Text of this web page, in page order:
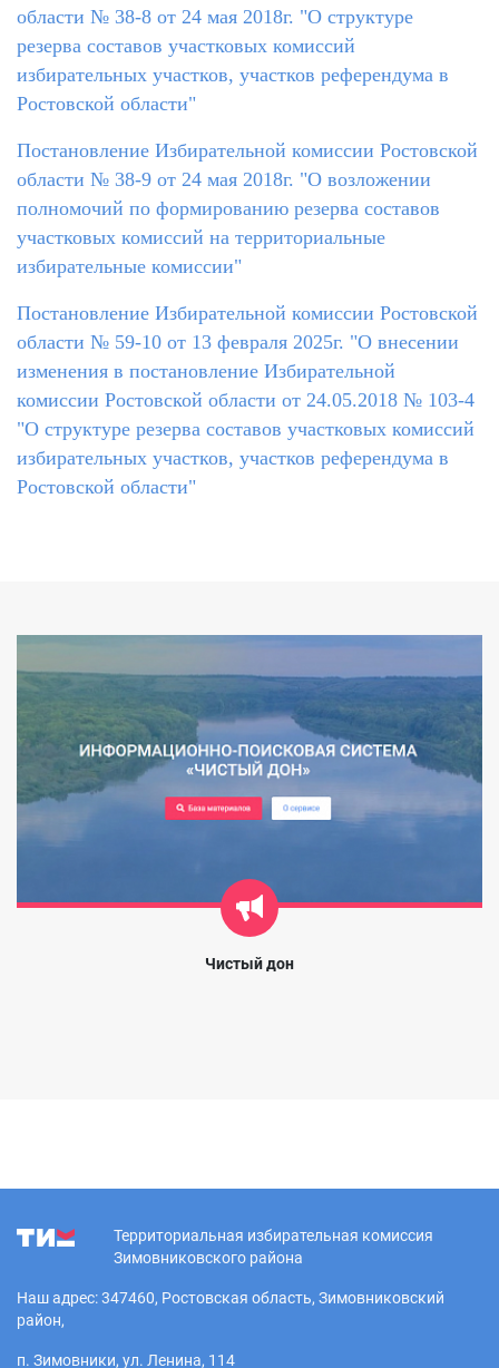
области № 38-8 от 24 мая 2018г. "О структуре
резерва составов участковых комиссий
избирательных участков, участков референдума в
Ростовской области"
Постановление Избирательной комиссии Ростовской
области № 38-9 от 24 мая 2018г. "О возложении
полномочий по формированию резерва составов
участковых комиссий на территориальные
избирательные комиссии"
Постановление Избирательной комиссии Ростовской
области № 59-10 от 13 февраля 2025г. "О внесении
изменения в постановление Избирательной
комиссии Ростовской области от 24.05.2018 № 103-4
"О структуре резерва составов участковых комиссий
избирательных участков, участков референдума в
Ростовской области"
Чистый дон
Территориальная избирательная комиссия
Зимовниковского района
Наш адрес: 347460, Ростовская область, Зимовниковский
район,
п. Зимовники, ул. Ленина, 114